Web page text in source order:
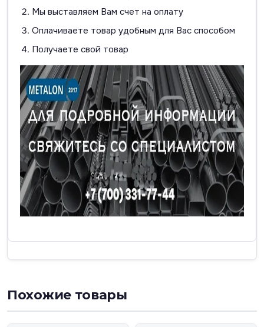
Мы выставляем Вам счет на оплату
Оплачиваете товар удобным для Вас способом
Получаете свой товар
Похожие товары